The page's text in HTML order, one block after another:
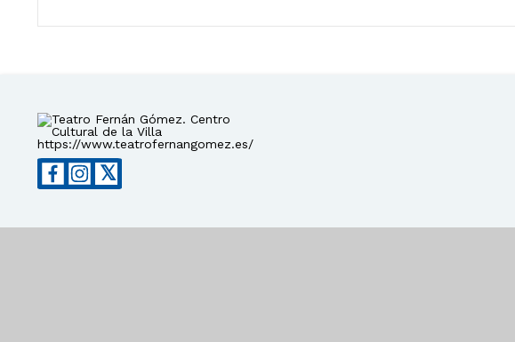
https://www.teatrofernangomez.es/
𝕏